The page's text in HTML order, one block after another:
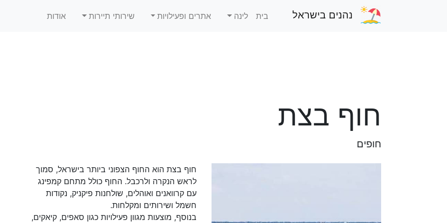
נהנים בישראל בית לינה אתרים ופעילויות שירותי תיירות אודות
חוף בצת
חופים
חוף בצת הוא החוף הצפוני ביותר בישראל, סמוך
לראש הנקרה ולרכבל. החוף כולל מתחם קמפינג
עם קרוואנים ואוהלים, שולחנות פיקניק, נקודות
חשמל ושירותים ומקלחות.
בנוסף, מוצעות מגוון פעילויות כגון סאפים, קיאקים,